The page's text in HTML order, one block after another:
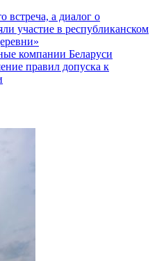
встреча, а диалог о
участие в республиканском
компании Беларуси
правил допуска к